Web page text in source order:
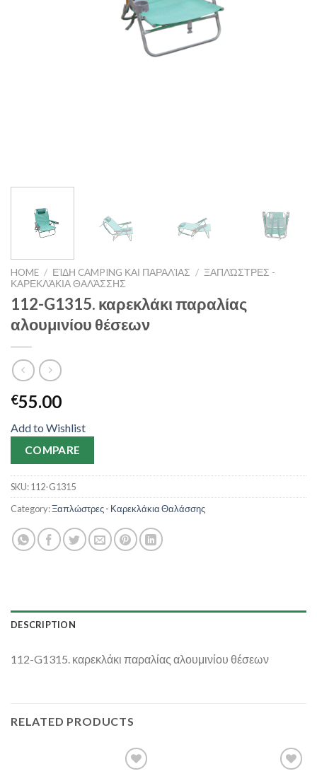
HOME / ΕΊΔΗ CAMPING ΚΑΙ ΠΑΡΑΛΊΑΣ / ΞΑΠΛΏΣΤΡΕΣ -
ΚΑΡΕΚΛΆΚΙΑ ΘΑΛΆΣΣΗΣ
112-G1315. καρεκλάκι παραλίας
αλουμινίου θέσεων
€55.00
Add to Wishlist
COMPARE
SKU:112-G1315
Category:Ξαπλώστρες - Καρεκλάκια Θαλάσσης
DESCRIPTION
112-G1315. καρεκλάκι παραλίας αλουμινίου θέσεων
RELATED PRODUCTS